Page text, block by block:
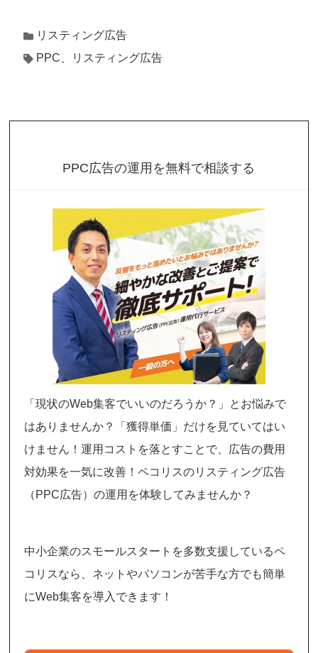
リスティング広告
PPC、リスティング広告
PPC広告の運用を無料で相談する
「現状のWeb集客でいいのだろうか？」とお悩みで
はありませんか？「獲得単価」だけを見ていてはい
けません！運用コストを落とすことで、広告の費用
対効果を一気に改善！ペコリスのリスティング広告
（PPC広告）の運用を体験してみませんか？
中小企業のスモールスタートを多数支援しているペ
コリスなら、ネットやパソコンが苦手な方でも簡単
にWeb集客を導入できます！